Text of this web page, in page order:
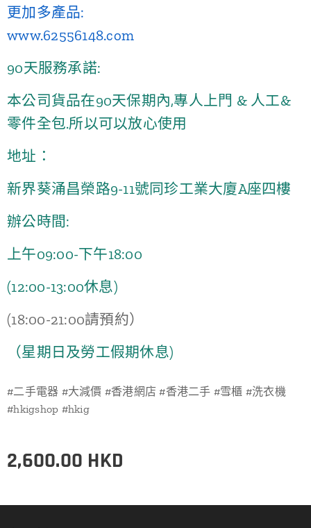
更加多產品:
www.62556148.com
90天服務承諾:
本公司貨品在90天保期內,專人上門 & 人工&
零件全包.所以可以放心使用
地址：
新界葵涌昌榮路9-11號同珍工業大廈A座四樓
辦公時間:
上午09:00-下午18:00
(12:00-13:00休息)
(18:00-21:00請預約）
（星期日及勞工假期休息)
#二手電器 #大減價 #香港網店 #香港二手 #雪櫃 #洗衣機
#hkigshop #hkig
2,600.00 HKD